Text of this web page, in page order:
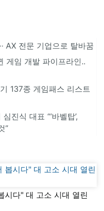
AX 전문 기업으로 탈바꿈
게임 개발 파이프라인..
137종 게임패스 리스트
진식 대표 “‘바벨탑’,
”
시다" 대 고소 시대 열린